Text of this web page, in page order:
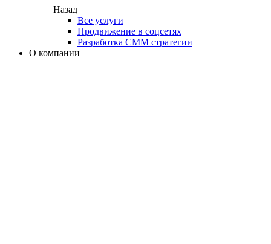
Назад
Все услуги
Продвижение в соцсетях
Разработка СММ стратегии
О компании